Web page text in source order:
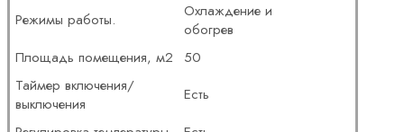
Режимы работы.
Охлаждение и
обогрев
Площадь помещения, м2
50
Таймер включения/
выключения
Есть